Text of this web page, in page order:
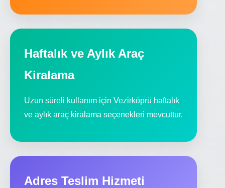
Haftalık ve Aylık Araç
Kiralama
Uzun süreli kullanım için Vezirköprü haftalık
ve aylık araç kiralama seçenekleri mevcuttur.
Adres Teslim Hizmeti